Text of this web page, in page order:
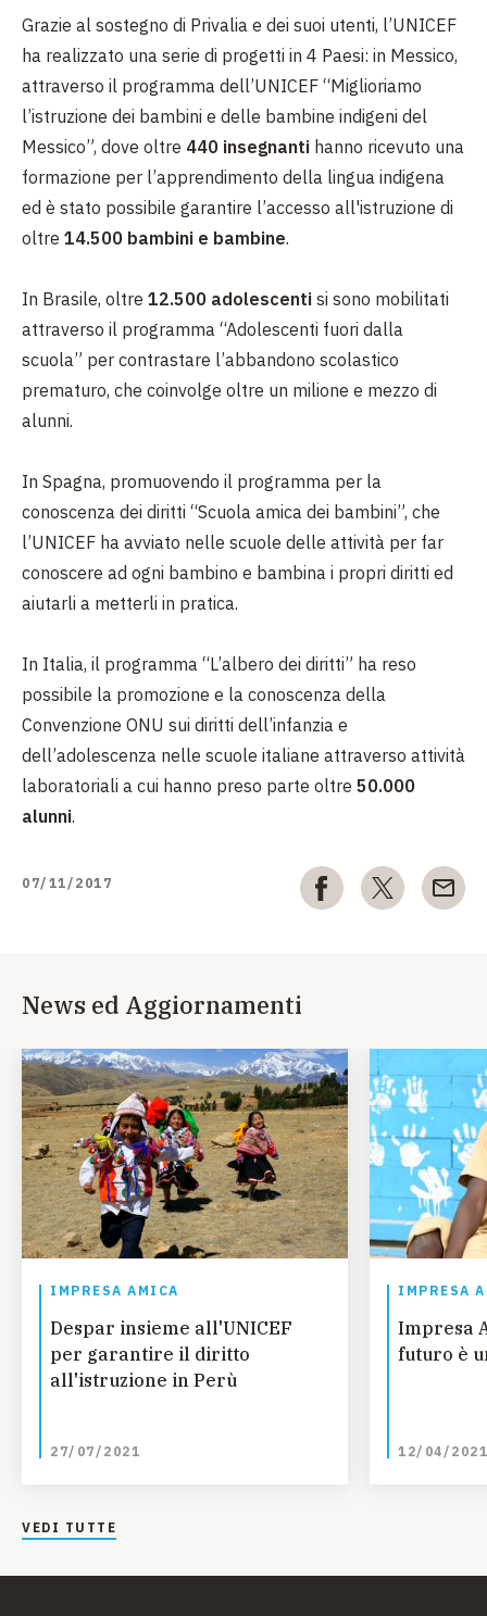
Grazie al sostegno di Privalia e dei suoi utenti, l’UNICEF
ha realizzato una serie di progetti in 4 Paesi: in Messico,
attraverso il programma dell’UNICEF “Miglioriamo
l’istruzione dei bambini e delle bambine indigeni del
Messico”, dove oltre 440 insegnanti hanno ricevuto una
formazione per l’apprendimento della lingua indigena
ed è stato possibile garantire l’accesso all'istruzione di
oltre 14.500 bambini e bambine.
In Brasile, oltre 12.500 adolescenti si sono mobilitati
attraverso il programma “Adolescenti fuori dalla
scuola” per contrastare l’abbandono scolastico
prematuro, che coinvolge oltre un milione e mezzo di
alunni.
In Spagna, promuovendo il programma per la
conoscenza dei diritti “Scuola amica dei bambini”, che
l’UNICEF ha avviato nelle scuole delle attività per far
conoscere ad ogni bambino e bambina i propri diritti ed
aiutarli a metterli in pratica.
In Italia, il programma “L’albero dei diritti” ha reso
possibile la promozione e la conoscenza della
Convenzione ONU sui diritti dell’infanzia e
dell’adolescenza nelle scuole italiane attraverso attività
laboratoriali a cui hanno preso parte oltre 50.000
alunni.
07/11/2017
News ed Aggiornamenti
IMPRESA AMICA
Despar insieme all'UNICEF
per garantire il diritto
all'istruzione in Perù
27/07/2021
IMPRESA
Impresa
futuro è
12/04/2021
VEDI TUTTE